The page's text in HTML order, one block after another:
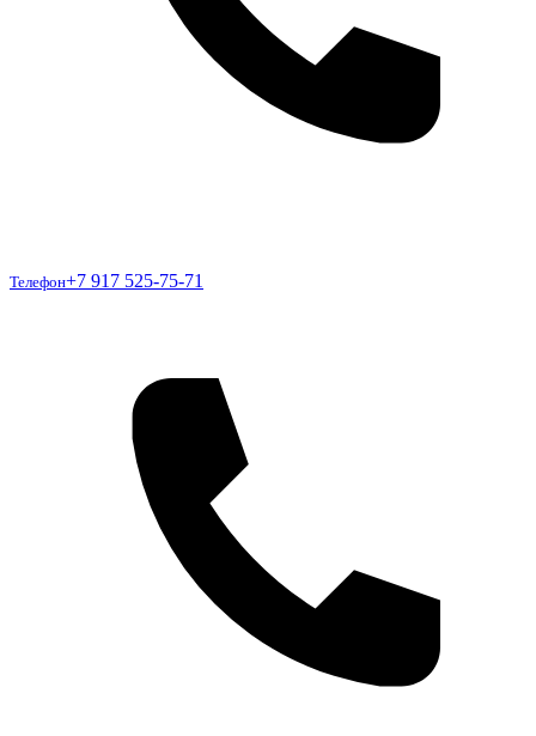
Телефон
Телефон+7 917 525-75-71